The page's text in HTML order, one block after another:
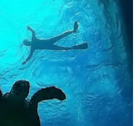
しだってつくれますNPO!』7～設立
だってつくれますNPO!』８～設立
だってつくれますNPO!』9～設立
だってつくれますNPO!』10～設立
だってつくれますNPO!』11～設立
だってつくれますNPO!』12～認定
産分割 奥さまに「住む」権利が～
遺言書の財産目録をパソコンで～
尾文子への仕打ち～
尾文子にすべて相続するとの遺言書
護してくれた親族に光を「特別の寄
・法人税
地）
～役員等の勤続年数が5年以下～
源泉所得税
」
ること～「遺産分割のやり直し」贈
？
）
１－特例 重複適用できるのは
式